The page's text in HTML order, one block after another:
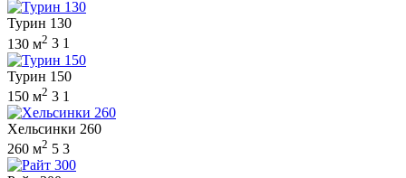
Турин 130
130 м2 3 1
Турин 150
150 м2 3 1
Хельсинки 260
260 м2 5 3